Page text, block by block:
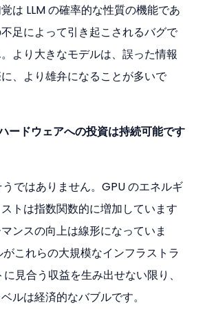
は LLM の確率的な性質の機能であ
足によって引き起こされるバグで
より大きなモデルは、誤った情報
、より雄弁になることが多いで
ードウェアへの投資は持続可能です
ではありません。GPU のエネルギ
トは指数関数的に増加しています
ンスの向上は線形になっていま
これらの大規模なインフラストラ
見合う収益を生み出せない限り、
ルは経済的なバブルです。